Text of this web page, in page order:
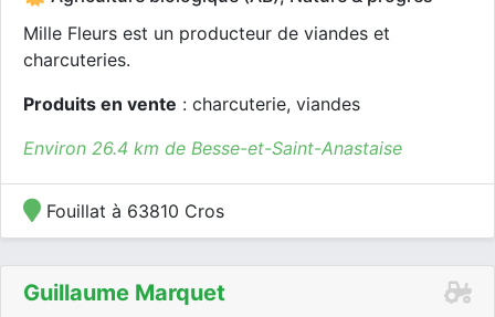
Mille Fleurs est un producteur de viandes et
charcuteries.
Produits en vente : charcuterie, viandes
Environ 26.4 km de Besse-et-Saint-Anastaise
Fouillat à 63810 Cros
Guillaume Marquet